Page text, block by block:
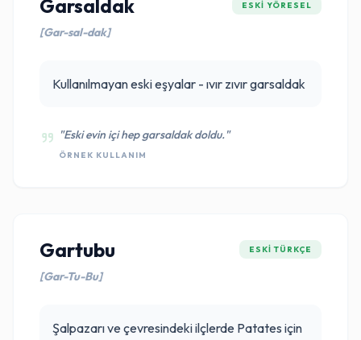
Garsaldak
[Gar-sal-dak]
ESKI YÖRESEL
Kullanılmayan eski eşyalar - ıvır zıvır garsaldak
"Eski evin içi hep garsaldak doldu."
ÖRNEK KULLANIM
Gartubu
[Gar-Tu-Bu]
ESKI TÜRKÇE
Şalpazarı ve çevresindeki ilçlerde Patates için